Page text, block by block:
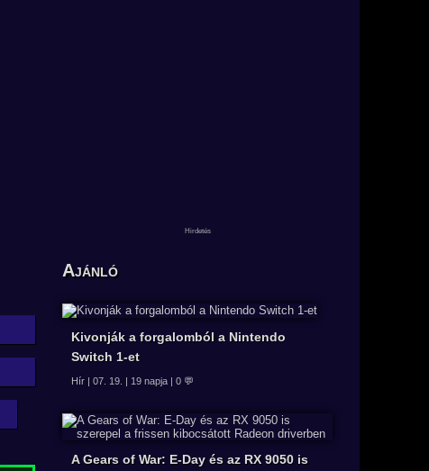
Ajánló
Kivonják a forgalomból a Nintendo
Switch 1-et
Hír | 07. 19. | 19 napja | 0 💬
A Gears of War: E-Day és az RX 9050 is